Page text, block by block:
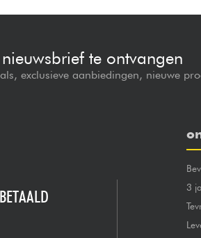
te ontvangen
exclusieve aanbiedingen, nieuwe
3